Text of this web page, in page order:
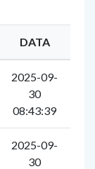
DATA
2025-09-
30
08:43:39
2025-09-
30